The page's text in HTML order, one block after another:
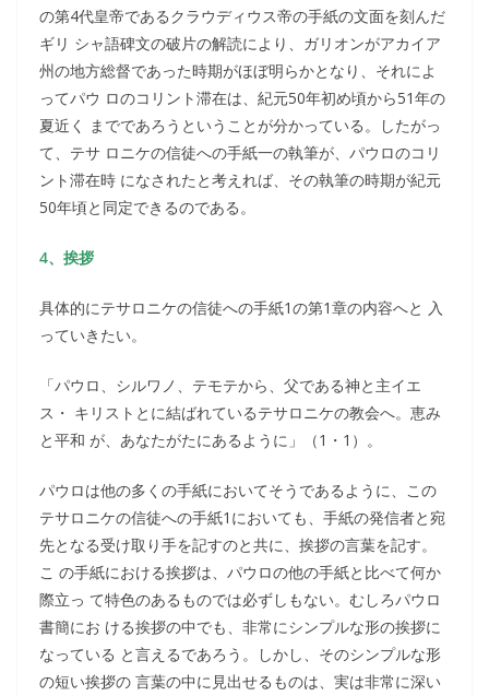
の第4代皇帝であるクラウディウス帝の手紙の文面を刻んだ
ギリ シャ語碑文の破片の解読により、ガリオンがアカイア
州の地方総督であった時期がほぼ明らかとなり、それによ
ってパウ ロのコリント滞在は、紀元50年初め頃から51年の
夏近く までであろうということが分かっている。したがっ
て、テサ ロニケの信徒への手紙一の執筆が、パウロのコリ
ント滞在時 になされたと考えれば、その執筆の時期が紀元
50年頃と同定できるのである。
4、挨拶
具体的にテサロニケの信徒への手紙1の第1章の内容へと 入
っていきたい。
「パウロ、シルワノ、テモテから、父である神と主イエ
ス・ キリストとに結ばれているテサロニケの教会へ。恵み
と平和 が、あなたがたにあるように」（1・1）。
パウロは他の多くの手紙においてそうであるように、この
テサロニケの信徒への手紙1においても、手紙の発信者と宛
先となる受け取り手を記すのと共に、挨拶の言葉を記す。
こ の手紙における挨拶は、パウロの他の手紙と比べて何か
際立っ て特色のあるものでは必ずしもない。むしろパウロ
書簡にお ける挨拶の中でも、非常にシンプルな形の挨拶に
なっている と言えるであろう。しかし、そのシンプルな形
の短い挨拶の 言葉の中に見出せるものは、実は非常に深い